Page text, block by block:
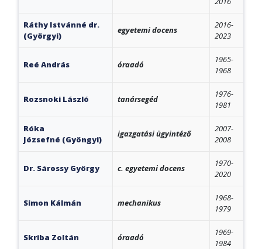
Ráthy Istvánné dr.
(Györgyi)
egyetemi docens
2016-
2023
Reé András óraadó
1965-
1968
Rozsnoki László tanársegéd
1976-
1981
Róka
Józsefné (Gyöngyi)
igazgatási ügyintéző
2007-
2008
Dr. Sárossy György c. egyetemi docens
1970-
2020
Simon Kálmán mechanikus
1968-
1979
Skriba Zoltán óraadó
1969-
1984